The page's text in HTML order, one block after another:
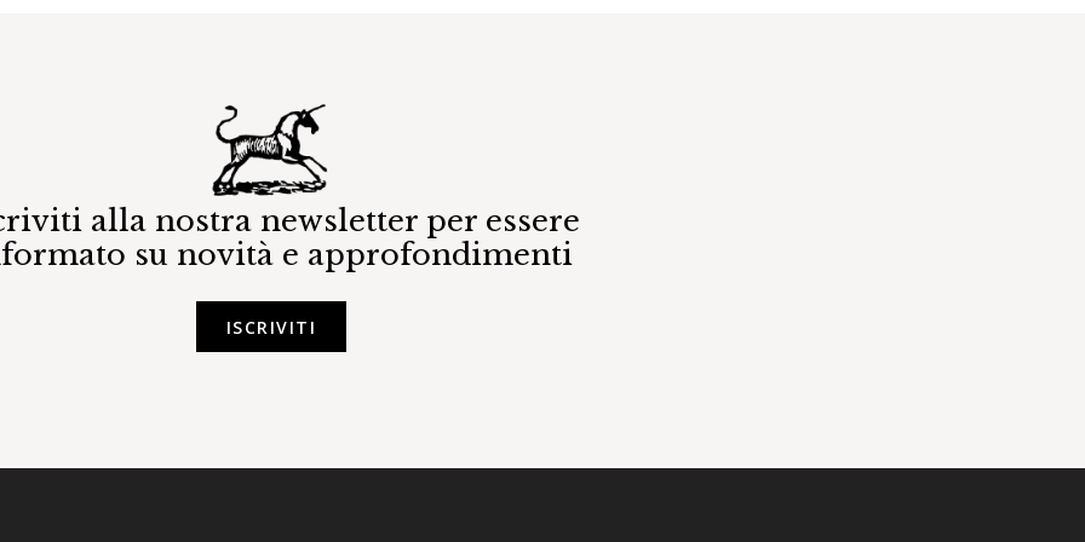
alla nostra newsletter per essere
su novità e approfondimenti
ISCRIVITI